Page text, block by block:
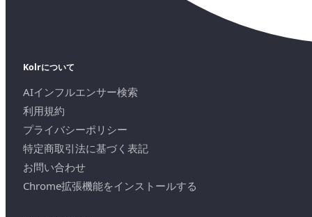
Kolrについて
AIインフルエンサー検索
利用規約
プライバシーポリシー
特定商取引法に基づく表記
お問い合わせ
Chrome拡張機能をインストールする